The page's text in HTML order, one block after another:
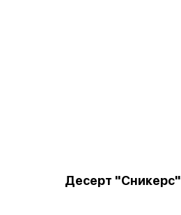
Десерт "Сникерс"